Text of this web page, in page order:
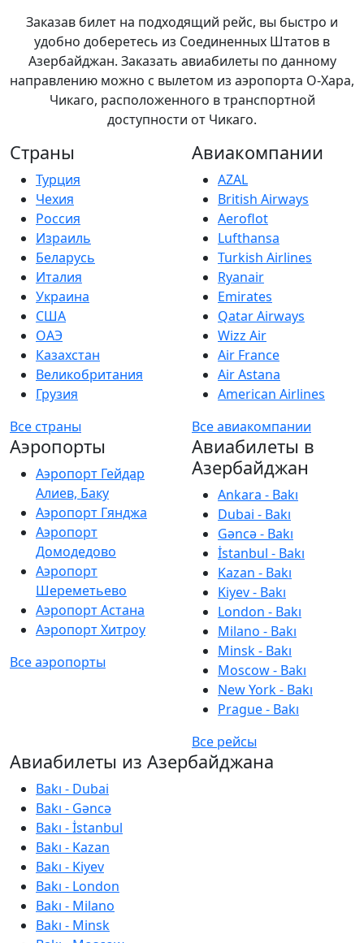
Заказав билет на подходящий рейс, вы быстро и
удобно доберетесь из Соединенных Штатов в
Азербайджан. Заказать авиабилеты по данному
направлению можно с вылетом из аэропорта О-Хара,
Чикаго, расположенного в транспортной
доступности от Чикаго.
Страны
Турция
Чехия
Россия
Израиль
Беларусь
Италия
Украина
США
ОАЭ
Казахстан
Великобритания
Грузия
Все страны
Авиакомпании
AZAL
British Airways
Aeroflot
Lufthansa
Turkish Airlines
Ryanair
Emirates
Qatar Airways
Wizz Air
Air France
Air Astana
American Airlines
Все авиакомпании
Аэропорты
Аэропорт Гейдар
Алиев, Баку
Аэропорт Гянджа
Аэропорт
Домодедово
Аэропорт
Шереметьево
Аэропорт Астана
Аэропорт Хитроу
Все аэропорты
Авиабилеты в
Азербайджан
Ankara - Bakı
Dubai - Bakı
Gəncə - Bakı
İstanbul - Bakı
Kazan - Bakı
Kiyev - Bakı
London - Bakı
Milano - Bakı
Minsk - Bakı
Moscow - Bakı
New York - Bakı
Prague - Bakı
Все рейсы
Авиабилеты из Азербайджана
Bakı - Dubai
Bakı - Gəncə
Bakı - İstanbul
Bakı - Kazan
Bakı - Kiyev
Bakı - London
Bakı - Milano
Bakı - Minsk